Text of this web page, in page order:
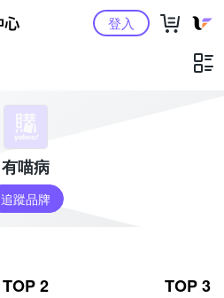
Yahoo購物中心登入
有喵病
追蹤品牌
TOP 2 TOP 3